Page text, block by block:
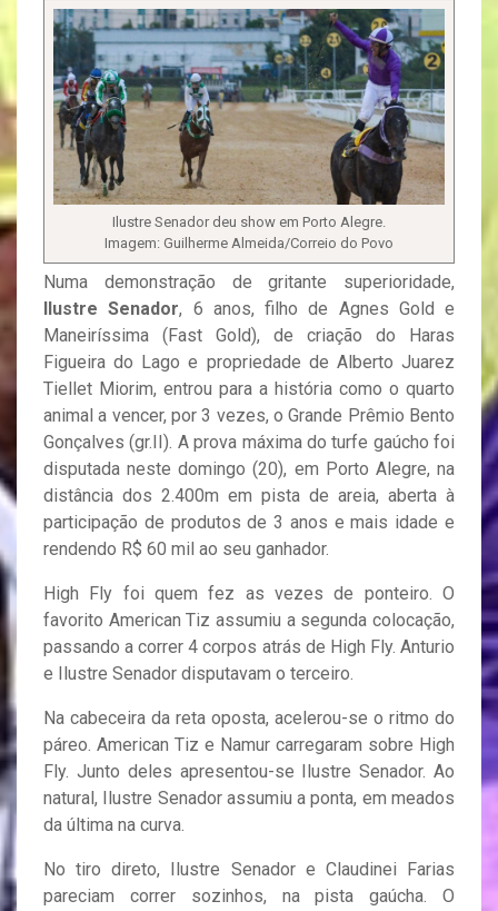
Ilustre Senador deu show em Porto Alegre.
Imagem: Guilherme Almeida/Correio do Povo
Numa demonstração de gritante superioridade,
Ilustre Senador, 6 anos, filho de Agnes Gold e
Maneiríssima (Fast Gold), de criação do Haras
Figueira do Lago e propriedade de Alberto Juarez
Tiellet Miorim, entrou para a história como o quarto
animal a vencer, por 3 vezes, o Grande Prêmio Bento
Gonçalves (gr.II). A prova máxima do turfe gaúcho foi
disputada neste domingo (20), em Porto Alegre, na
distância dos 2.400m em pista de areia, aberta à
participação de produtos de 3 anos e mais idade e
rendendo R$ 60 mil ao seu ganhador.
High Fly foi quem fez as vezes de ponteiro. O
favorito American Tiz assumiu a segunda colocação,
passando a correr 4 corpos atrás de High Fly. Anturio
e Ilustre Senador disputavam o terceiro.
Na cabeceira da reta oposta, acelerou-se o ritmo do
páreo. American Tiz e Namur carregaram sobre High
Fly. Junto deles apresentou-se Ilustre Senador. Ao
natural, Ilustre Senador assumiu a ponta, em meados
da última na curva.
No tiro direto, Ilustre Senador e Claudinei Farias
pareciam correr sozinhos, na pista gaúcha. O